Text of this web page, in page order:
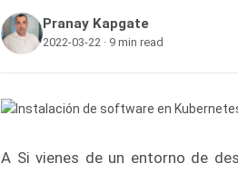
Pranay Kapgate
2022-03-22 · 9 min read
A Si vienes de un entorno de